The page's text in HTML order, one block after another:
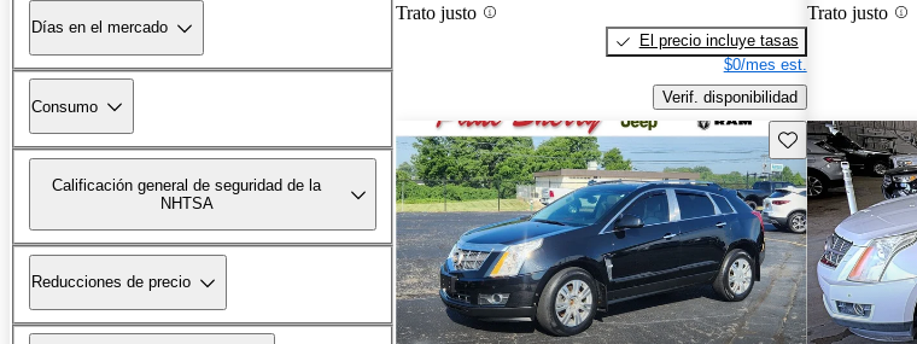
Días en el mercado
Consumo
Calificación general de seguridad de la
NHTSA
Reducciones de precio
Trato justo
El precio incluye tasas
$0/mes est.
Verif. disponibilidad
Trato justo
Guarda este Aviso